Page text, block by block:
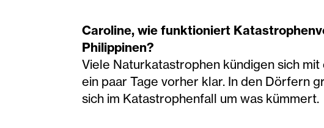
Caroline, wie funktioniert
Philippinen?
Viele Naturkatastrophen kündigen sich
ein paar Tage vorher klar. In den Dörfern
sich im Katastrophenfall um was kümmert.